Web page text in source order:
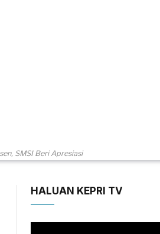
SMSI Beri Apresiasi
HALUAN KEPRI TV